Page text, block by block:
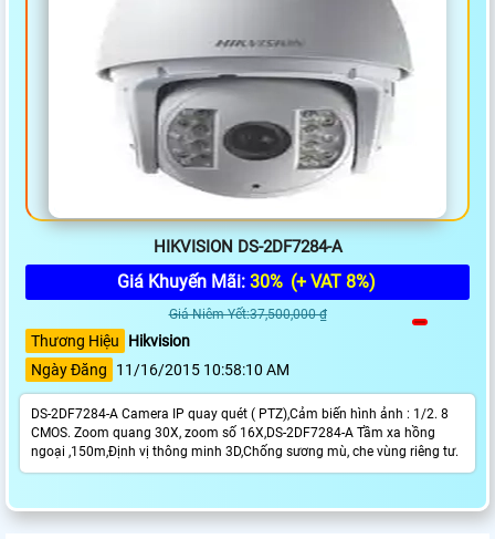
HIKVISION DS-2DF7284-A
Giá Khuyến Mãi: 30% (+ VAT 8%)
Giá Niêm Yết:37,500,000 ₫
Thương Hiệu
Hikvision
Ngày Đăng
11/16/2015 10:58:10 AM
DS-2DF7284-A Camera IP quay quét ( PTZ),Cảm biến hình ảnh : 1/2. 8
CMOS. Zoom quang 30X, zoom số 16X,DS-2DF7284-A Tầm xa hồng
ngoại ,150m,Định vị thông minh 3D,Chống sương mù, che vùng riêng tư.